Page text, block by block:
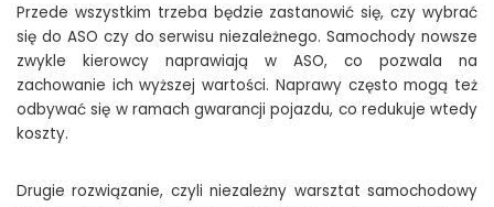
Przede wszystkim trzeba będzie zastanowić się, czy wybrać
się do ASO czy do serwisu niezależnego. Samochody nowsze
zwykle kierowcy naprawiają w ASO, co pozwala na
zachowanie ich wyższej wartości. Naprawy często mogą też
odbywać się w ramach gwarancji pojazdu, co redukuje wtedy
koszty.
Drugie rozwiązanie, czyli niezależny warsztat samochodowy